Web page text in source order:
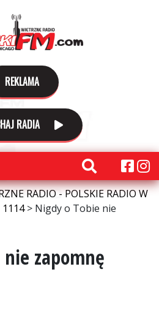
REKLAMA
RADIA
RADIO - POLSKIE RADIO W
> Nigdy o Tobie nie
zapomnę